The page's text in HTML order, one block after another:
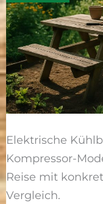
Elektrische
Kompressor-
Reise mit
Vergleich.